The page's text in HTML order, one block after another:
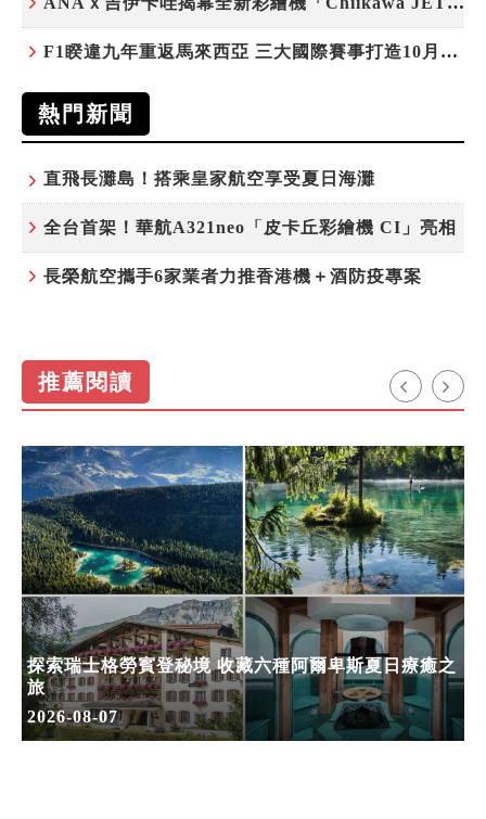
F1睽違九年重返馬來西亞 三大國際賽事打造10月運動旅遊熱潮 賽車、自行車、路跑同週登場
熱門新聞
直飛長灘島！搭乘皇家航空享受夏日海灘
全台首架！華航A321neo「皮卡丘彩繪機 CI」亮相
長榮航空攜手6家業者力推香港機＋酒防疫專案
推薦閱讀
探索瑞士格勞賓登秘境 收藏六種阿爾卑斯夏日療癒之
旅
2026-08-07